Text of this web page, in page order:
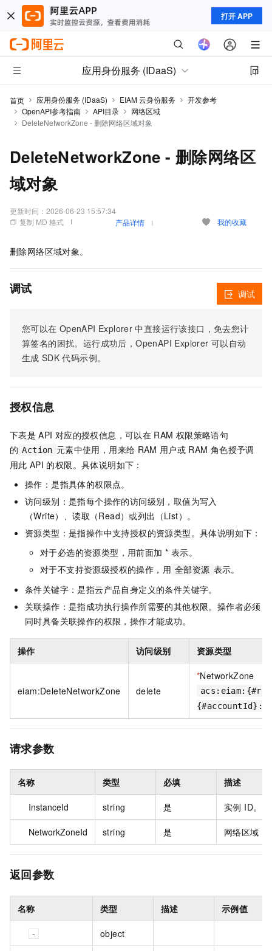
打开 APP
应用身份服务 (IDaaS)
首页 应用身份服务 (IDaaS) EIAM 云身份服务
开发参考
OpenAPI参考指南
API目录
网络区域
DeleteNetworkZone - 删除网络区域对象
DeleteNetworkZone - 删除网络区
域对象
更新时间： 2026-06-23 15:57:34
复制 MD 格式
产品详情 我的收藏
删除网络区域对象。
调试
您可以在 OpenAPI Explorer 中直接运行该接口，免去您计
算签名的困扰。运行成功后，OpenAPI Explorer 可以自动
生成 SDK 代码示例。
调试
授权信息
下表是 API 对应的授权信息，可以在 RAM 权限策略语句
的 Action 元素中使用，用来给 RAM 用户或 RAM 角色授予调
用此 API 的权限。具体说明如下：
操作：是指具体的权限点。
访问级别：是指每个操作的访问级别，取值为写入
（Write）、读取（Read）或列出（List）。
资源类型：是指操作中支持授权的资源类型。具体说明如下：
对于必选的资源类型，用前面加 * 表示。
对于不支持资源级授权的操作，用 全部资源 表示。
条件关键字：是指云产品自身定义的条件关键字。
关联操作：是指成功执行操作所需要的其他权限。操作者必须
同时具备关联操作的权限，操作才能成功。
操作 访问级别 资源类型
eiam:DeleteNetworkZone delete
*NetworkZone
请求参数
名称 类型 必填 描述
InstanceId string 是 实例 ID。
NetworkZoneId string 是 网络区域 Id
返回参数
名称 类型 描述 示例值
object